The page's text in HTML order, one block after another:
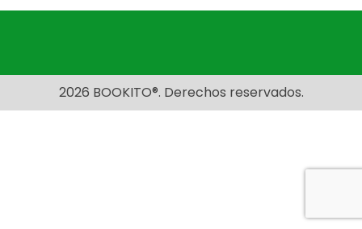
2026 BOOKITO®. Derechos reservados.